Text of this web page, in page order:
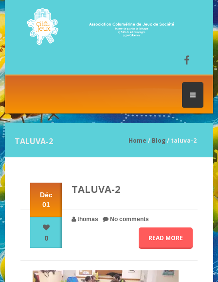
LES SÉANCES DE JEU
FESTIVAL DU JEU
NOS JEUX
NOS PARTENAIRES
QUI SOMMES-NOUS ?
TALUVA-2 Home / Blog/ taluva-2
Déc
01
0
TALUVA-2
thomas No comments
READ MORE